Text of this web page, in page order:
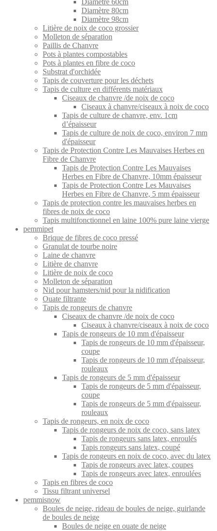
Diamètre 80cm
Diamètre 98cm
Litière de noix de coco grossier
Molleton de séparation
Paillis de Chanvre
Pots à plantes compostables
Pots à plantes en fibre de coco
Substrat d'orchidée
Tapis de couverture pour les déchets
Tapis de culture en différents matériaux
Ciseaux de chanvre /de noix de coco
Ciseaux à chanvre/ciseaux à noix de coco
Tapis de culture de chanvre, env. 1cm
d’épaisseur
Tapis de culture de noix de coco, environ 7 mm
d'épaisseur
Tapis de Protection Contre Les Mauvaises Herbes en
Fibre de Chanvre
Tapis de Protection Contre Les Mauvaises
Herbes en Fibre de Chanvre, 10mm épaisseur
Tapis de Protection Contre Les Mauvaises
Herbes en Fibre de Chanvre, 5 mm épaisseur
Tapis de protection contre les mauvaises herbes en
fibres de noix de coco
Tapis multifonctionnel en laine 100% pure laine vierge
pemmipet
Brique de fibres de coco pressé
Granulat de tourbe noire
Laine de chanvre
Litière de chanvre
Litière de noix de coco
Molleton de séparation
Nid pour hamsters/nid pour la nidification
Ouate filtrante
Tapis de rongeurs de chanvre
Ciseaux de chanvre /de noix de coco
Ciseaux à chanvre/ciseaux à noix de coco
Tapis de rongeurs de 10 mm d'épaisseur
Tapis de rongeurs de 10 mm d'épaisseur,
coupe
Tapis de rongeurs de 10 mm d'épaisseur,
rouleaux
Tapis de rongeurs de 5 mm d'épaisseur
Tapis de rongeurs de 5 mm d'épaisseur,
coupe
Tapis de rongeurs de 5 mm d'épaisseur,
rouleaux
Tapis de rongeurs, en noix de coco
Tapis de rongeurs de noix de coco, sans latex
Tapis de rongeurs sans latex, enroulés
Tapis rongeurs sans latex, coupé
Tapis de rongeurs en noix de coco, avec du latex
Tapis de rongeurs avec latex, coupes
Tapis de rongeurs avec latex, enroulées
Tapis en fibres de coco
Tissu filtrant universel
pemmisnow
Boules de neige, rideau de boules de neige, guirlande
de boules de neige
Boules de neige en ouate de neige